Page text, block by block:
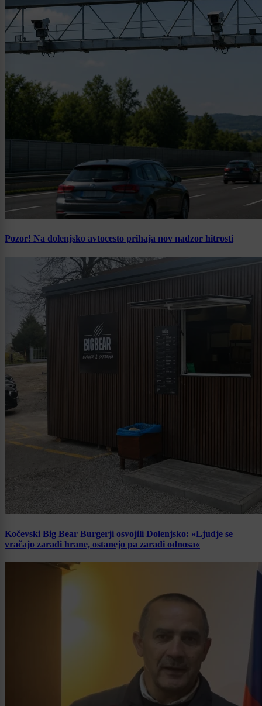
Pozor! Na dolenjsko avtocesto prihaja nov nadzor hitrosti
Kočevski Big Bear Burgerji osvojili Dolenjsko: »Ljudje se
vračajo zaradi hrane, ostanejo pa zaradi odnosa«